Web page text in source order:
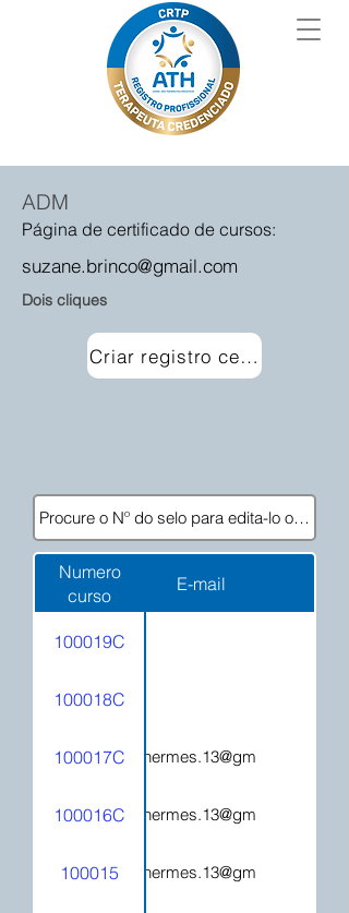
ADM
Página de certificado de cursos:
suzane.brinco@gmail.com
Dois cliques
Criar registro certificado
Numero
curso
E-mail
100019C
100018C
100017Checatehermes.13@gmail.com
100016Checatehermes.13@gmail.com
100015hecatehermes.13@gmail.com